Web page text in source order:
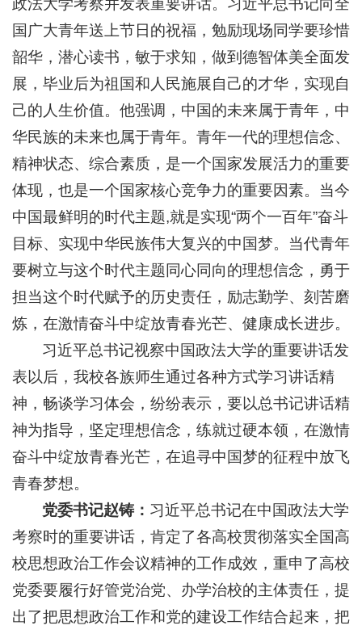
政法大学考察并发表重要讲话。习近平总书记向全
国广大青年送上节日的祝福，勉励现场同学要珍惜
韶华，潜心读书，敏于求知，做到德智体美全面发
展，毕业后为祖国和人民施展自己的才华，实现自
己的人生价值。他强调，中国的未来属于青年，中
华民族的未来也属于青年。青年一代的理想信念、
精神状态、综合素质，是一个国家发展活力的重要
体现，也是一个国家核心竞争力的重要因素。当今
中国最鲜明的时代主题,就是实现“两个一百年”奋斗
目标、实现中华民族伟大复兴的中国梦。当代青年
要树立与这个时代主题同心同向的理想信念，勇于
担当这个时代赋予的历史责任，励志勤学、刻苦磨
炼，在激情奋斗中绽放青春光芒、健康成长进步。
习近平总书记视察中国政法大学的重要讲话发
表以后，我校各族师生通过各种方式学习讲话精
神，畅谈学习体会，纷纷表示，要以总书记讲话精
神为指导，坚定理想信念，练就过硬本领，在激情
奋斗中绽放青春光芒，在追寻中国梦的征程中放飞
青春梦想。
党委书记赵铸： 习近平总书记在中国政法大学
考察时的重要讲话，肯定了各高校贯彻落实全国高
校思想政治工作会议精神的工作成效，重申了高校
党委要履行好管党治党、办学治校的主体责任，提
出了把思想政治工作和党的建设工作结合起来，把